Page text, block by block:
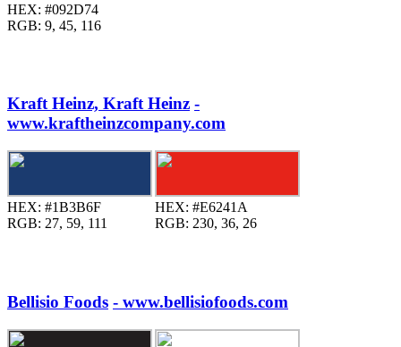
HEX: #092D74
RGB: 9, 45, 116
Kraft Heinz, Kraft Heinz -
www.kraftheinzcompany.com
HEX: #1B3B6F
RGB: 27, 59, 111
HEX: #E6241A
RGB: 230, 36, 26
Bellisio Foods - www.bellisiofoods.com